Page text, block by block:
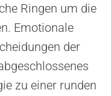
Ringen um die
Emotionale
der
zu einer runden